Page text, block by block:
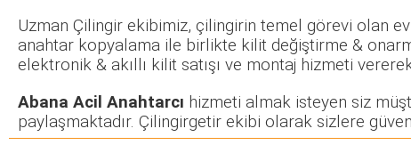
Uzman Çilingir ekibimiz, çilingirin temel görevi olan ev
anahtar kopyalama ile birlikte kilit değiştirme &
elektronik & akıllı kilit satışı ve montaj hizmeti
Abana Acil Anahtarcı hizmeti almak isteyen siz
paylaşmaktadır. Çilingirgetir ekibi olarak sizlere